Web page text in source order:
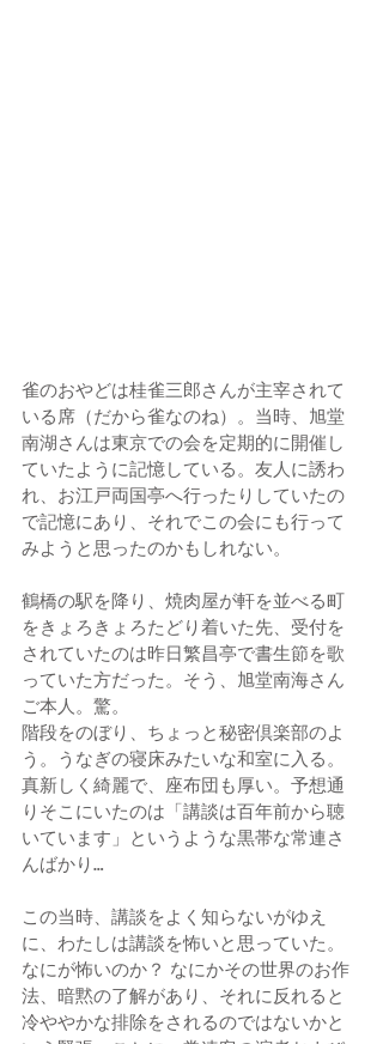
雀のおやどは桂雀三郎さんが主宰されて
いる席（だから雀なのね）。当時、旭堂
南湖さんは東京での会を定期的に開催し
ていたように記憶している。友人に誘わ
れ、お江戸両国亭へ行ったりしていたの
で記憶にあり、それでこの会にも行って
みようと思ったのかもしれない。
鶴橋の駅を降り、焼肉屋が軒を並べる町
をきょろきょろたどり着いた先、受付を
されていたのは昨日繁昌亭で書生節を歌
っていた方だった。そう、旭堂南海さん
ご本人。驚。
階段をのぼり、ちょっと秘密倶楽部のよ
う。うなぎの寝床みたいな和室に入る。
真新しく綺麗で、座布団も厚い。予想通
りそこにいたのは「講談は百年前から聴
いています」というような黒帯な常連さ
んばかり…
この当時、講談をよく知らないがゆえ
に、わたしは講談を怖いと思っていた。
なにが怖いのか？ なにかその世界のお作
法、暗黙の了解があり、それに反れると
冷ややかな排除をされるのではないかと